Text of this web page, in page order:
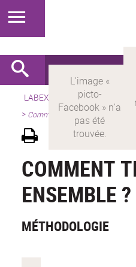
LABEX > LABEX MILYON
> Comment travailler ensemble ?
COMMENT
ENSEMBLE ?
MÉTHODOLOGIE